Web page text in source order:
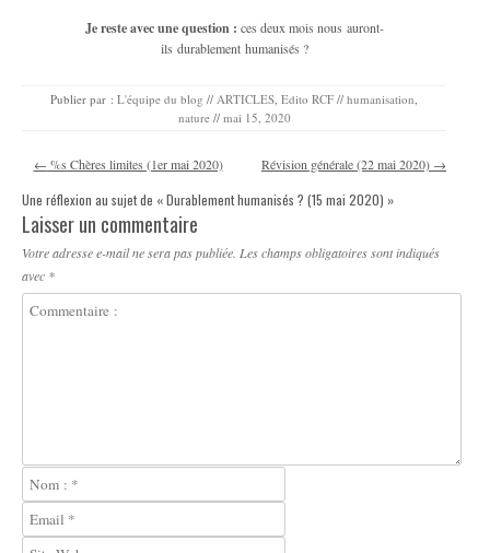
Je reste avec une question : ces deux mois nous auront-
ils durablement humanisés ?
Publier par : L'équipe du blog // ARTICLES Edito RCF // humanisation
nature // mai 15, 2020
Navigation des articles
← %s Chères limites (1er mai 2020) Révision générale (22 mai 2020) →
Une réflexion au sujet de «Durablement humanisés ? (15 mai 2020) »
Laisser un commentaire
Votre adresse e-mail ne sera pas publiée. Les champs obligatoires sont indiqués
avec *